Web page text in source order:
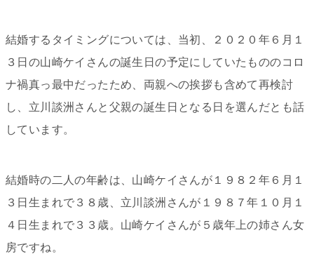
結婚するタイミングについては、当初、２０２０年６月１
３日の山崎ケイさんの誕生日の予定にしていたもののコロ
ナ禍真っ最中だったため、両親への挨拶も含めて再検討
し、立川談洲さんと父親の誕生日となる日を選んだとも話
しています。
結婚時の二人の年齢は、山崎ケイさんが１９８２年６月１
３日生まれで３８歳、立川談洲さんが１９８７年１０月１
４日生まれで３３歳。山崎ケイさんが５歳年上の姉さん女
房ですね。